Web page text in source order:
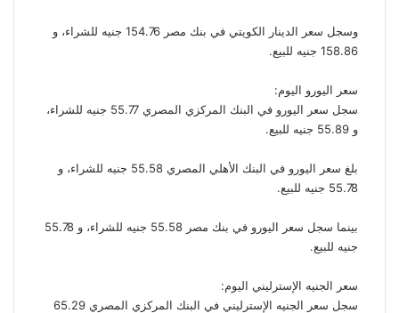
وسجل سعر الدينار الكويتي في بنك مصر 154.76 جنيه للشراء، و
158.86 جنيه للبيع.
سعر اليورو اليوم:
سجل سعر اليورو في البنك المركزي المصري 55.77 جنيه للشراء،
و 55.89 جنيه للبيع.
بلغ سعر اليورو في البنك الأهلي المصري 55.58 جنيه للشراء، و
55.78 جنيه للبيع.
بينما سجل سعر اليورو في بنك مصر 55.58 جنيه للشراء، و 55.78
جنيه للبيع.
سعر الجنيه الإسترليني اليوم:
سجل سعر الجنيه الإسترليني في البنك المركزي المصري 65.29